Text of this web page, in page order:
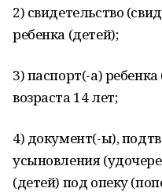
2) свидетельство
ребенка (детей);
3) паспорт(-а)
возраста 14 лет;
4) документ(-ы),
усыновления
(детей) под опеку